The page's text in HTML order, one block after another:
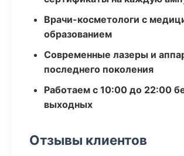
Врачи-косметологи с
образованием
Современные лазеры и
последнего поколения
Работаем с 10:00 до 22:00
выходных
Отзывы клиентов